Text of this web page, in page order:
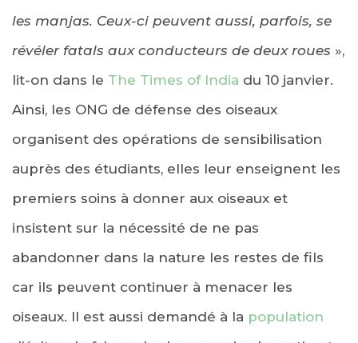
les manjas. Ceux-ci peuvent aussi, parfois, se
révéler fatals aux conducteurs de deux roues »,
lit-on dans le The Times of India du 10 janvier.
Ainsi, les ONG de défense des oiseaux
organisent des opérations de sensibilisation
auprès des étudiants, elles leur enseignent les
premiers soins à donner aux oiseaux et
insistent sur la nécessité de ne pas
abandonner dans la nature les restes de fils
car ils peuvent continuer à menacer les
oiseaux. Il est aussi demandé à la population